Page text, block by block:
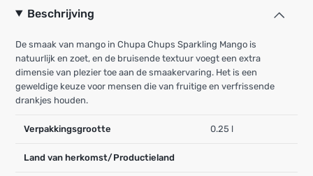
Beschrijving
De smaak van mango in Chupa Chups Sparkling Mango is
natuurlijk en zoet, en de bruisende textuur voegt een extra
dimensie van plezier toe aan de smaakervaring. Het is een
geweldige keuze voor mensen die van fruitige en verfrissende
drankjes houden.
Verpakkingsgrootte 0.25 l
Land van herkomst/Productieland